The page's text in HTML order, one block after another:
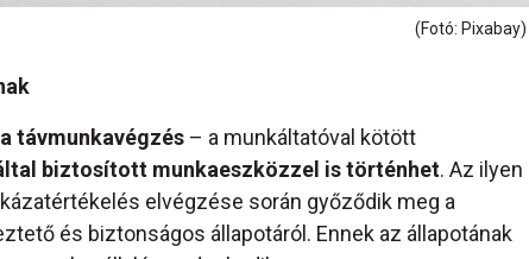
(Fotó: Pixabay)
a távmunkavégzés – a munkáltatóval kötött
biztosított munkaeszközzel is történhet. Az ilyen
elvégzése során győződik meg a
és biztonságos állapotáról. Ennek az állapotának